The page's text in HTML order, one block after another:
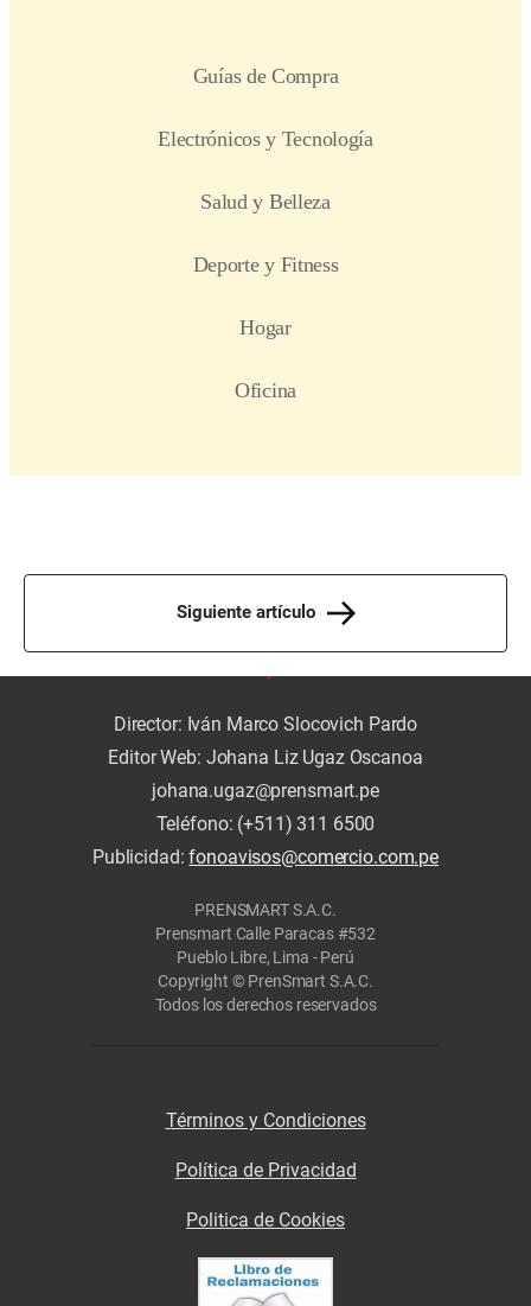
Siguiente artículo
Director: Iván Marco Slocovich Pardo
Editor Web: Johana Liz Ugaz Oscanoa
johana.ugaz@prensmart.pe
Teléfono: (+511) 311 6500
Publicidad:fonoavisos@comercio.com.pe
PRENSMART S.A.C.
Prensmart Calle Paracas #532
Pueblo Libre, Lima - Perú
Copyright © PrenSmart S.A.C.
Todos los derechos reservados
Términos y Condiciones
Política de Privacidad
Politica de Cookies